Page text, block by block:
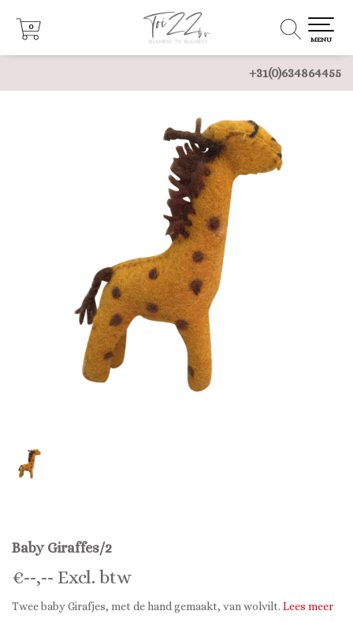
+31(0)634864455
0
0
MENU
Baby Giraffes/2
€--,-- Excl. btw
Twee baby Girafjes, met de hand gemaakt, van wolvilt. Lees meer